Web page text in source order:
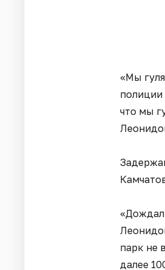
«Мы
полиции
что мы
парк не
далее